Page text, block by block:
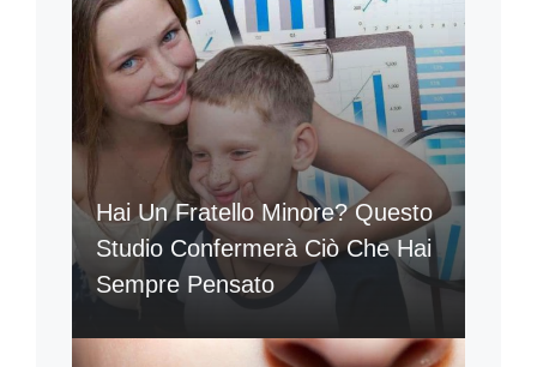
Hai Un Fratello Minore? Questo
Studio Confermerà Ciò Che Hai
Sempre Pensato